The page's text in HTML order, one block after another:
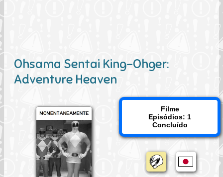
Ohsama Sentai King-Ohger:
Adventure Heaven
Filme
Episódios: 1
Concluído